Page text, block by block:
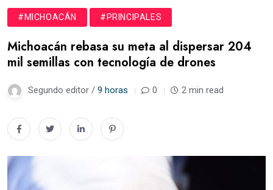
#MICHOACÁN #PRINCIPALES
Michoacán rebasa su meta al dispersar 204
mil semillas con tecnología de drones
Segundo editor / 9 horas 0 2 min read